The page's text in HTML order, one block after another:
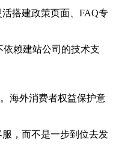
搭建政策页面、FAQ专
赖建站公司的技术支
海外消费者权益保护意
，而不是一步到位去发